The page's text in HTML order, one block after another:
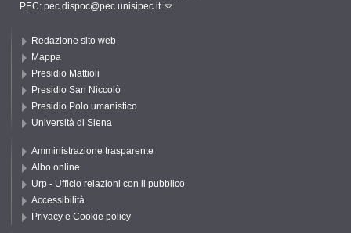
PEC: pec.dispoc@pec.unisipec.it
Redazione sito web
Mappa
Presidio Mattioli
Presidio San Niccolò
Presidio Polo umanistico
Università di Siena
Amministrazione trasparente
Albo online
Urp - Ufficio relazioni con il pubblico
Accessibilità
Privacy e Cookie policy